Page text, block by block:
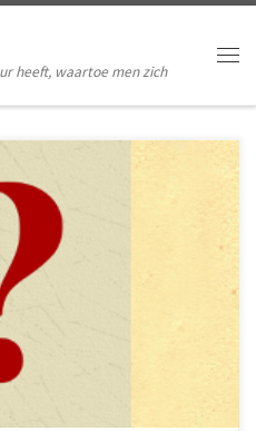
heeft, waartoe men zich
de loop der vele jaren
documenten.